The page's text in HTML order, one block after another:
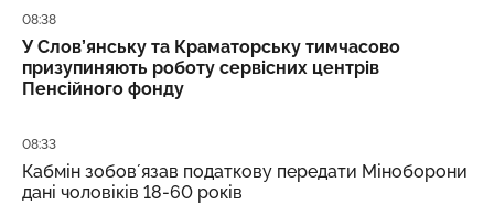
Дата публікації
08:38
У Слов’янську та Краматорську тимчасово
призупиняють роботу сервісних центрів
Пенсійного фонду
Дата публікації
08:33
Кабмін зобовʼязав податкову передати Міноборони
дані чоловіків 18-60 років